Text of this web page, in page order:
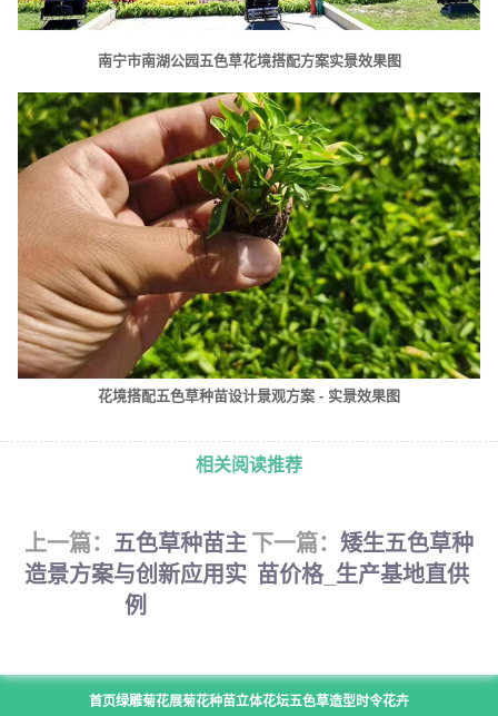
南宁市南湖公园五色草花境搭配方案实景效果图
花境搭配五色草种苗设计景观方案 - 实景效果图
相关阅读推荐
上一篇： 五色草种苗主
造景方案与创新应用实
例
下一篇： 矮生五色草种
苗价格_生产基地直供
首页绿雕菊花展菊花种苗立体花坛五色草造型时令花卉